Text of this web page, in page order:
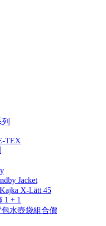
TEX
Jacket
X-Lätt 45
1 + 1
水壺袋組合價